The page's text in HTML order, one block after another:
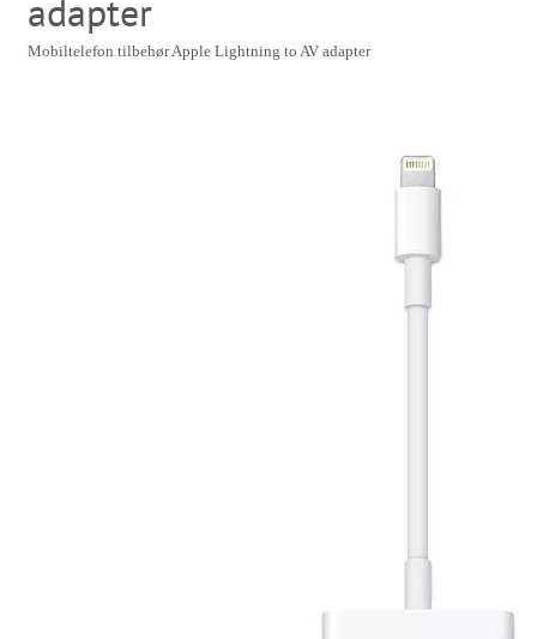
adapter
Mobiltelefon tilbehørApple Lightning to AV adapter